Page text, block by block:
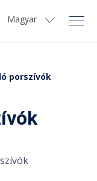
Navigáció
Nyelv
Magyar
porszívók